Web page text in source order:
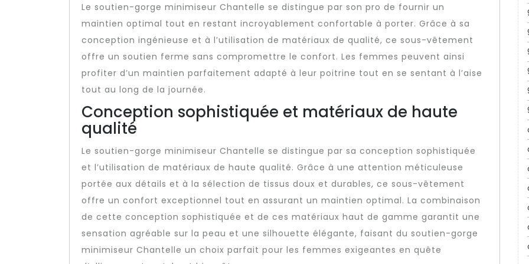
Le soutien-gorge minimiseur Chantelle se distingue par son pro de fournir un
maintien optimal tout en restant incroyablement confortable à porter. Grâce à sa
conception ingénieuse et à l’utilisation de matériaux de qualité, ce sous-vêtement
offre un soutien ferme sans compromettre le confort. Les femmes peuvent ainsi
profiter d’un maintien parfaitement adapté à leur poitrine tout en se sentant à l’aise
tout au long de la journée.
Conception sophistiquée et matériaux de haute
qualité
Le soutien-gorge minimiseur Chantelle se distingue par sa conception sophistiquée
et l’utilisation de matériaux de haute qualité. Grâce à une attention méticuleuse
portée aux détails et à la sélection de tissus doux et durables, ce sous-vêtement
offre un confort exceptionnel tout en assurant un maintien optimal. La combinaison
de cette conception sophistiquée et de ces matériaux haut de gamme garantit une
sensation agréable sur la peau et une silhouette élégante, faisant du soutien-gorge
minimiseur Chantelle un choix parfait pour les femmes exigeantes en quête